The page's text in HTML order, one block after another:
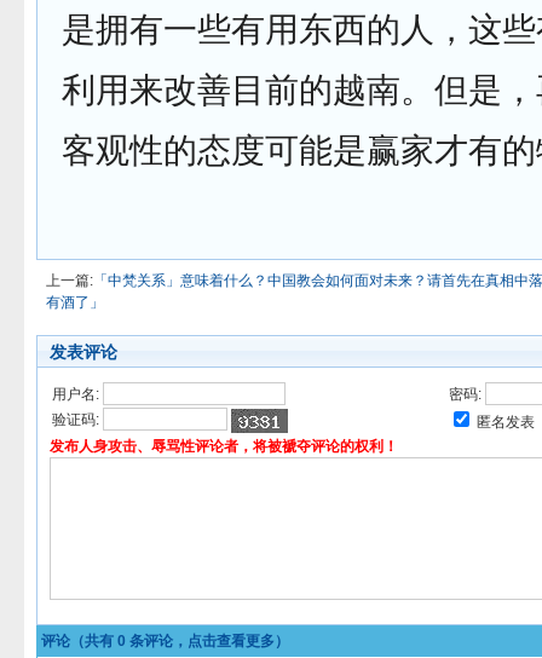
是拥有一些有用东西的人，这
利用来改善目前的越南。但是
客观性的态度可能是赢家才有
上一篇: 「中梵关系」意味着什么？中国教会如何面对未来？请首先在真相中
有酒了」
发表评论
用户名:
密码:
验证码:
匿名发表
发布人身攻击、辱骂性评论者，将被褫夺评论的权利！
评论（共有 0 条评论，点击查看更多）